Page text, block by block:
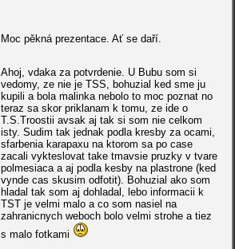
Moc pěkná prezentace. Ať se daří.
Ahoj, vdaka za potvrdenie. U Bubu som si
vedomy, ze nie je TSS, bohuzial ked sme ju
kupili a bola malinka nebolo to moc poznat no
teraz sa skor priklanam k tomu, ze ide o
T.S.Troostii avsak aj tak si som nie celkom
isty. Sudim tak jednak podla kresby za ocami,
sfarbenia karapaxu na ktorom sa po case
zacali vykteslovat take tmavsie pruzky v tvare
polmesiaca a aj podla kesby na plastrone (ked
vynde cas skusim odfotit). Bohuzial ako som
hladal tak som aj dohladal, lebo informacii k
TST je velmi malo a co som nasiel na
zahranicnych weboch bolo velmi strohe a tiez
s malo fotkami